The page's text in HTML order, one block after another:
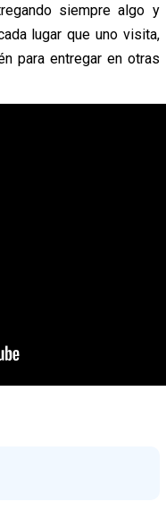
siempre algo y
lugar que uno visita,
para entregar en otras